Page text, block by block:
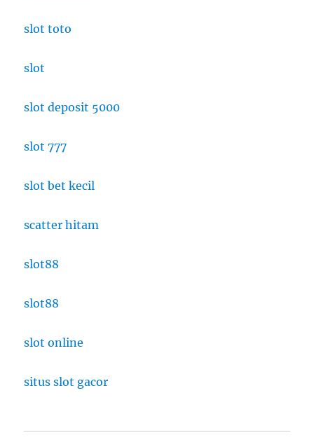
slot toto
slot
slot deposit 5000
slot 777
slot bet kecil
scatter hitam
slot88
slot88
slot online
situs slot gacor